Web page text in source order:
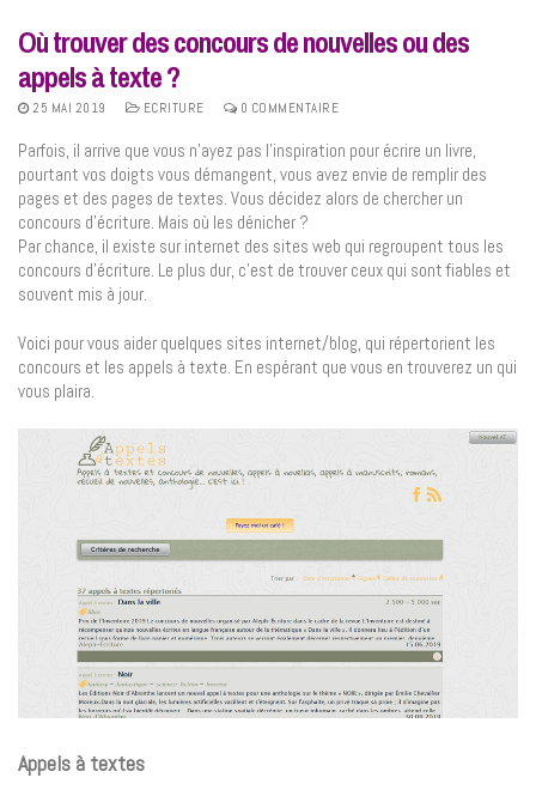
Où trouver des concours de nouvelles ou des
appels à texte ?
25 MAI 2019 ECRITURE 0 COMMENTAIRE
Parfois, il arrive que vous n’ayez pas l’inspiration pour écrire un livre,
pourtant vos doigts vous démangent, vous avez envie de remplir des
pages et des pages de textes. Vous décidez alors de chercher un
concours d’écriture. Mais où les dénicher ?
Par chance, il existe sur internet des sites web qui regroupent tous les
concours d’écriture. Le plus dur, c’est de trouver ceux qui sont fiables et
souvent mis à jour.
Voici pour vous aider quelques sites internet/blog, qui répertorient les
concours et les appels à texte. En espérant que vous en trouverez un qui
vous plaira.
Appels à textes